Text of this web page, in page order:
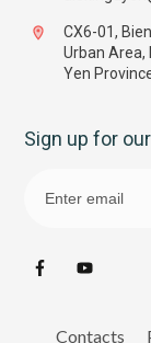
CX6-01,
Urban Area,
Yen
Sign up for
Contacts